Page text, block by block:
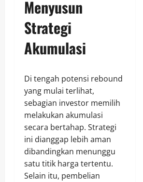
Menyusun
Strategi
Akumulasi
Di tengah potensi rebound
yang mulai terlihat,
sebagian investor memilih
melakukan akumulasi
secara bertahap. Strategi
ini dianggap lebih aman
dibandingkan menunggu
satu titik harga tertentu.
Selain itu, pembelian